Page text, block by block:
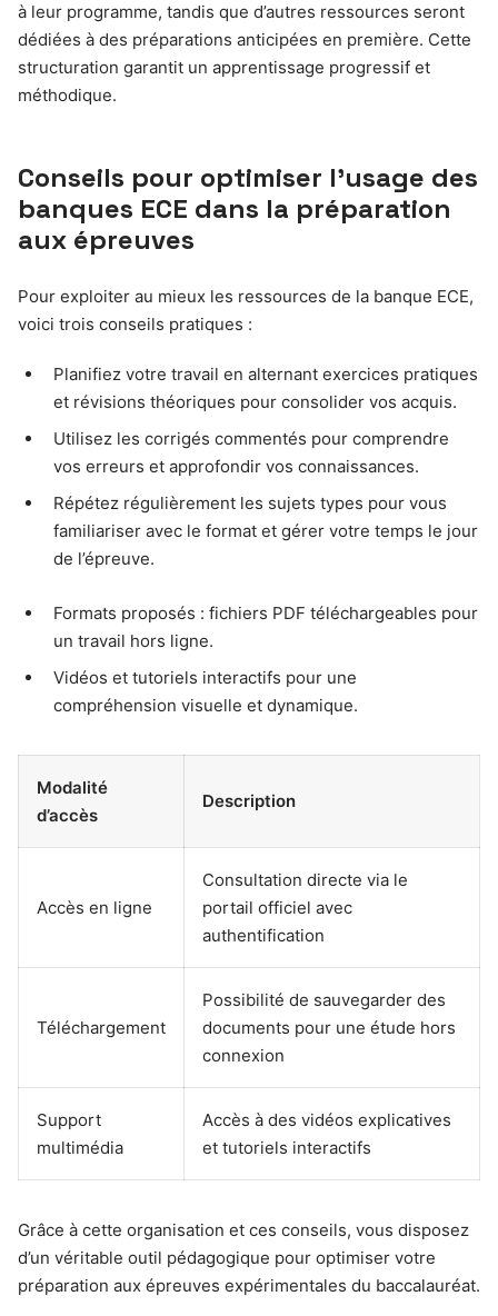
à leur programme, tandis que d’autres ressources seront
dédiées à des préparations anticipées en première. Cette
structuration garantit un apprentissage progressif et
méthodique.
Conseils pour optimiser l’usage des
banques ECE dans la préparation
aux épreuves
Pour exploiter au mieux les ressources de la banque ECE,
voici trois conseils pratiques :
Planifiez votre travail en alternant exercices pratiques
et révisions théoriques pour consolider vos acquis.
Utilisez les corrigés commentés pour comprendre
vos erreurs et approfondir vos connaissances.
Répétez régulièrement les sujets types pour vous
familiariser avec le format et gérer votre temps le jour
de l’épreuve.
Formats proposés : fichiers PDF téléchargeables pour
un travail hors ligne.
Vidéos et tutoriels interactifs pour une
compréhension visuelle et dynamique.
Modalité
d’accès
Description
Accès en ligne
Consultation directe via le
portail officiel avec
authentification
Téléchargement
Possibilité de sauvegarder des
documents pour une étude hors
connexion
Support
multimédia
Accès à des vidéos explicatives
et tutoriels interactifs
Grâce à cette organisation et ces conseils, vous disposez
d’un véritable outil pédagogique pour optimiser votre
préparation aux épreuves expérimentales du baccalauréat.